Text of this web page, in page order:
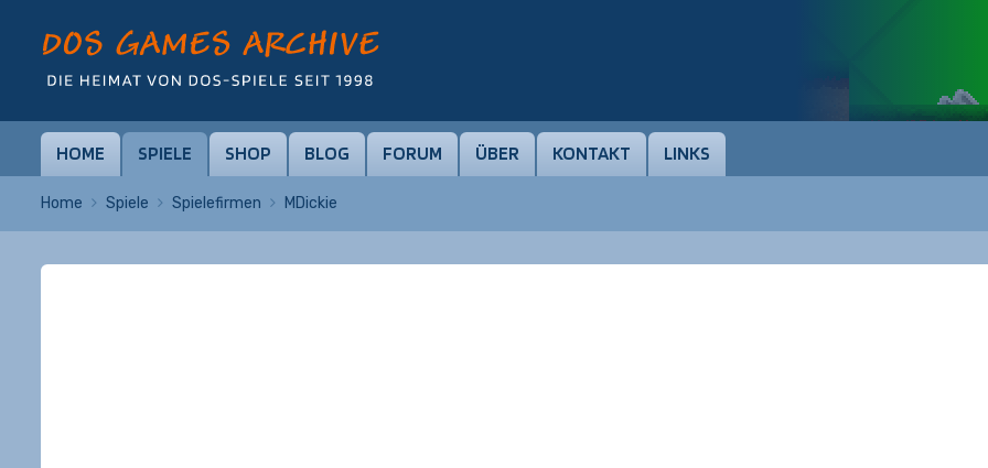
HOME SPIELE SHOP BLOG FORUM ÜBER KONTAKT LINKS
Home Spiele Spielefirmen MDickie